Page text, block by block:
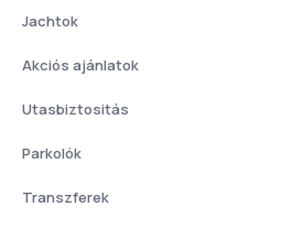
Jachtok
Akciós ajánlatok
Utasbiztositás
Parkolók
Transzferek